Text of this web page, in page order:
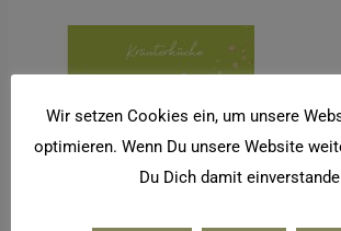
Wir setzen Cookies ein, um unsere
optimieren. Wenn Du unsere Website
Du Dich damit